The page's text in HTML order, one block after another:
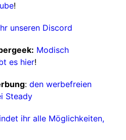
!
unseren Discord
Modisch
es hier!
: den werbefreien
Steady
ihr alle Möglichkeiten,